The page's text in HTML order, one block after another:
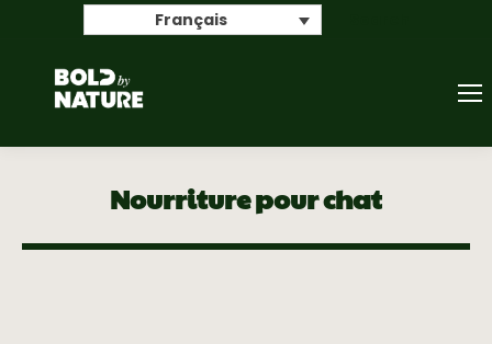
Français
Nourriture pour chat